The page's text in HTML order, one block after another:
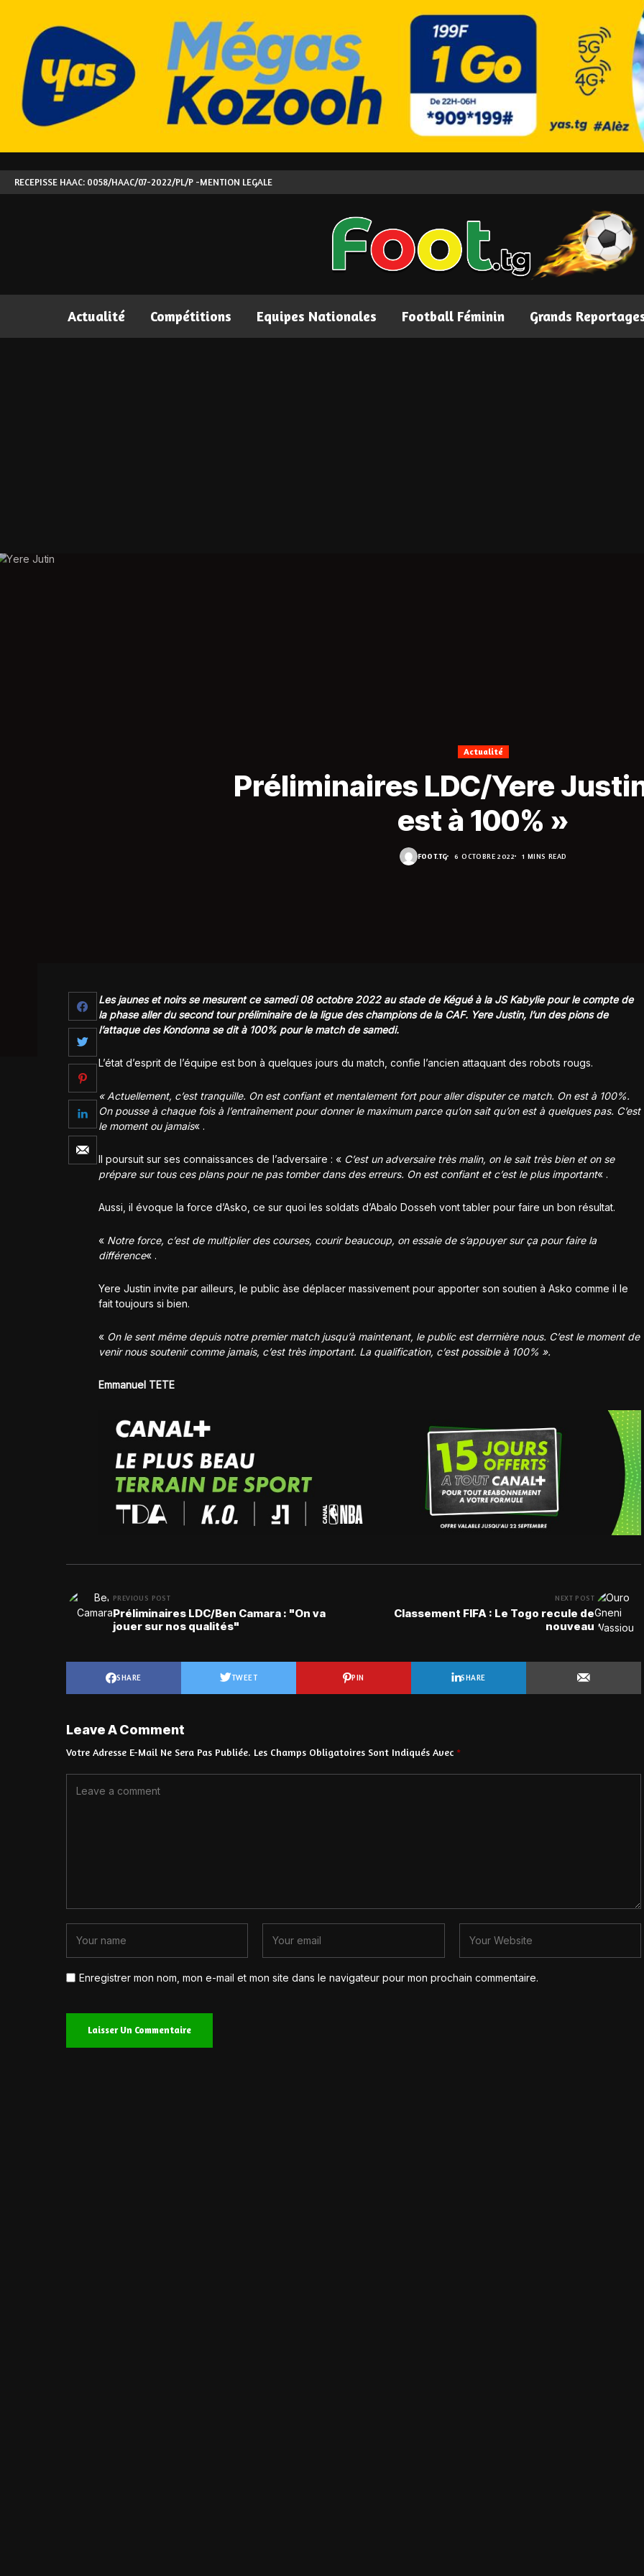
RECEPISSE HAAC: 0058/HAAC/07-2022/PL/P -MENTION LEGALE
Actualité Compétitions Equipes Nationales Football Féminin Grands
Actualité
Préliminaires LDC/Yere
est à 100% »
FOOT.TG 6 OCTOBRE 2022 1 MINS READ
Les jaunes et noirs se mesurent ce samedi 08 octobre 2022 au stade de Kégué à la JS Kabylie pour le compte de
la phase aller du second tour préliminaire de la ligue des champions de la CAF. Yere Justin, l’un des pions de
l’attaque des Kondonna se dit à 100% pour le match de samedi.
L’état d’esprit de l’équipe est bon à quelques jours du match, confie l’ancien attaquant des robots rougs.
« Actuellement, c’est tranquille. On est confiant et mentalement fort pour aller disputer ce match. On est à 100%.
On pousse à chaque fois à l’entraînement pour donner le maximum parce qu’on sait qu’on est à quelques pas. C’est
le moment ou jamais« .
Il poursuit sur ses connaissances de l’adversaire : « C’est un adversaire très malin, on le sait très bien et on se
prépare sur tous ces plans pour ne pas tomber dans des erreurs. On est confiant et c’est le plus important« .
Aussi, il évoque la force d’Asko, ce sur quoi les soldats d’Abalo Dosseh vont tabler pour faire un bon résultat.
« Notre force, c’est de multiplier des courses, courir beaucoup, on essaie de s’appuyer sur ça pour faire la
différence« .
Yere Justin invite par ailleurs, le public àse déplacer massivement pour apporter son soutien à Asko comme il le
fait toujours si bien.
« On le sent même depuis notre premier match jusqu’à maintenant, le public est derrnière nous. C’est le moment de
venir nous soutenir comme jamais, c’est très important. La qualification, c’est possible à 100% ».
Emmanuel TETE
PREVIOUS POST
Préliminaires LDC/Ben Camara : "On va
jouer sur nos qualités"
NEXT POST
Classement FIFA : Le Togo recule de
nouveau
SHARE TWEET PIN SHARE
Leave A Comment
Votre Adresse E-Mail Ne Sera Pas Publiée. Les Champs Obligatoires Sont Indiqués Avec *
Enregistrer mon nom, mon e-mail et mon site dans le navigateur pour mon prochain commentaire.